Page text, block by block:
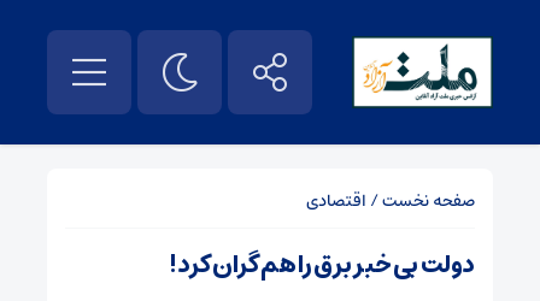
صفحه نخست/ اقتصادی
دولت بی خبر برق را هم گران کرد!